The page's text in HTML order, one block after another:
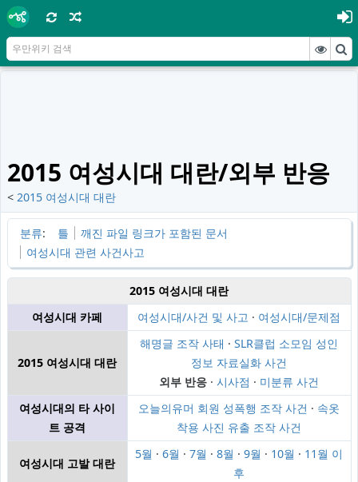
2015 여성시대 대란/외부 반응
< 2015 여성시대 대란
분류: 틀
깨진 파일 링크가 포함된 문서
여성시대 관련 사건사고
2015 여성시대 대란
여성시대 카페
여성시대/사건 및 사고 · 여성시대/문제점
2015 여성시대 대란
해명글 조작 사태 · SLR클럽 소모임 성인
정보 자료실화 사건
외부 반응 · 시사점 · 미분류 사건
여성시대의 타 사이
트 공격
오늘의유머 회원 성폭행 조작 사건 · 속옷
착용 사진 유출 조작 사건
여성시대 고발 대란
5월 · 6월 · 7월 · 8월 · 9월 · 10월 · 11월 이
후